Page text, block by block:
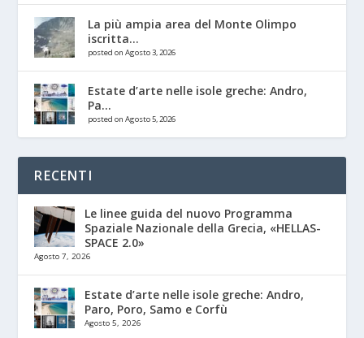
La più ampia area del Monte Olimpo
iscritta...
posted on Agosto 3, 2026
Estate d’arte nelle isole greche: Andro,
Pa...
posted on Agosto 5, 2026
RECENTI
Le linee guida del nuovo Programma
Spaziale Nazionale della Grecia, «HELLAS-
SPACE 2.0»
Agosto 7, 2026
Estate d’arte nelle isole greche: Andro,
Paro, Poro, Samo e Corfù
Agosto 5, 2026